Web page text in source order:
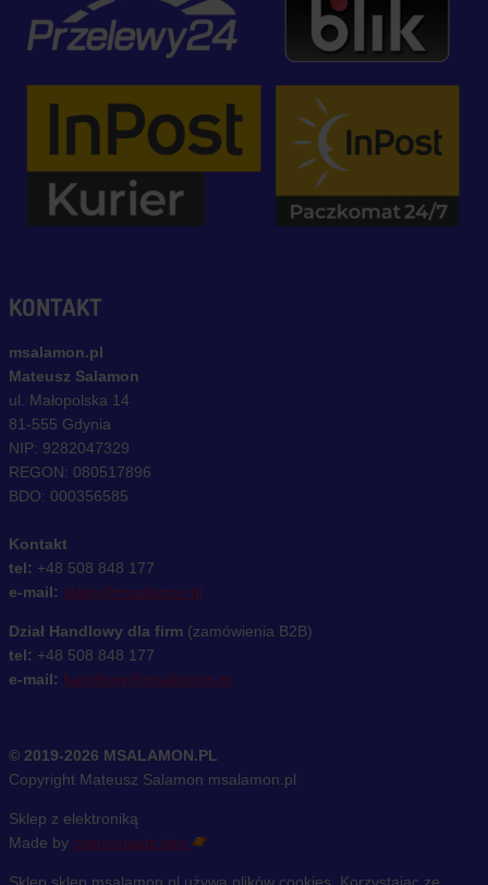
KONTAKT
msalamon.pl
Mateusz Salamon
ul. Małopolska 14
81-555 Gdynia
NIP: 9282047329
REGON: 080517896
BDO: 000356585
Kontakt
tel: +48 508 848 177
e-mail: sklep@msalamon.pl
Dział Handlowy dla firm (zamówienia B2B)
tel: +48 508 848 177
e-mail: handlowy@msalamon.pl
© 2019-2026 MSALAMON.PL
Copyright Mateusz Salamon msalamon.pl
Sklep z elektroniką
Made by cosmonauts.dev